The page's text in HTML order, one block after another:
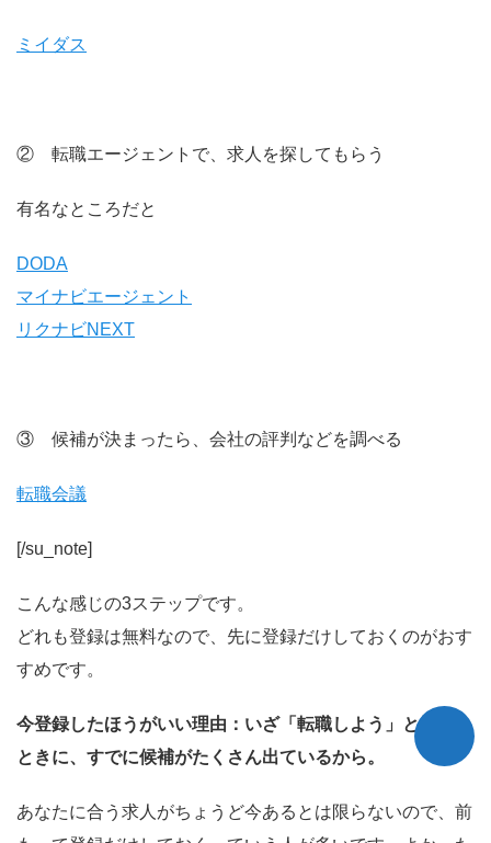
ミイダス
② 転職エージェントで、求人を探してもらう
有名なところだと
DODA
マイナビエージェント
リクナビNEXT
③ 候補が決まったら、会社の評判などを調べる
転職会議
[/su_note]
こんな感じの3ステップです。
どれも登録は無料なので、先に登録だけしておくのがおす
すめです。
今登録したほうがいい理由：いざ「転職しよう」と思った
ときに、すでに候補がたくさん出ているから。
あなたに合う求人がちょうど今あるとは限らないので、前